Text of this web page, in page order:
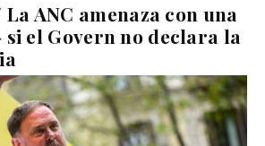
ANC amenaza con una
el Govern no declara la